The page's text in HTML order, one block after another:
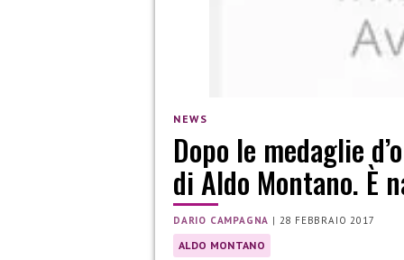
NEWS
Dopo le medaglie
di Aldo Montano. È
DARIO CAMPAGNA | 28 FEBBRAIO 2017
ALDO MONTANO